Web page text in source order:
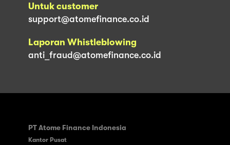
Untuk customer
support@atomefinance.co.id
Laporan Whistleblowing
anti_fraud@atomefinance.co.id
PT Atome Finance Indonesia
Kantor Pusat